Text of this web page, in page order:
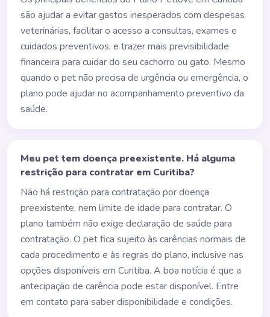
são ajudar a evitar gastos inesperados com despesas
veterinárias, facilitar o acesso a consultas, exames e
cuidados preventivos, e trazer mais previsibilidade
financeira para cuidar do seu cachorro ou gato. Mesmo
quando o pet não precisa de urgência ou emergência, o
plano pode ajudar no acompanhamento preventivo da
saúde.
Meu pet tem doença preexistente. Há alguma
restrição para contratar em Curitiba?
Não há restrição para contratação por doença
preexistente, nem limite de idade para contratar. O
plano também não exige declaração de saúde para
contratação. O pet fica sujeito às carências normais de
cada procedimento e às regras do plano, inclusive nas
opções disponíveis em Curitiba. A boa notícia é que a
antecipação de carência pode estar disponível. Entre
em contato para saber disponibilidade e condições.